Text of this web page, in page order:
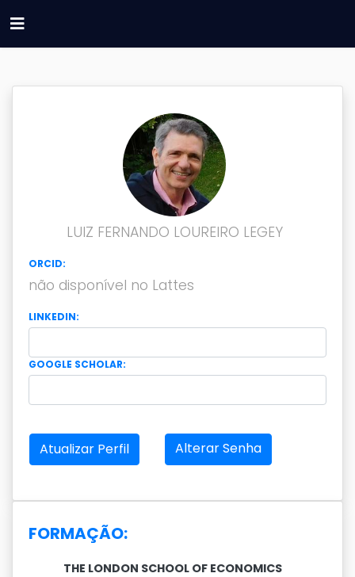
LUIZ FERNANDO LOUREIRO LEGEY
ORCID:
não disponível no Lattes
LINKEDIN:
GOOGLE SCHOLAR:
Atualizar Perfil Alterar Senha
FORMAÇÃO:
THE LONDON SCHOOL OF ECONOMICS